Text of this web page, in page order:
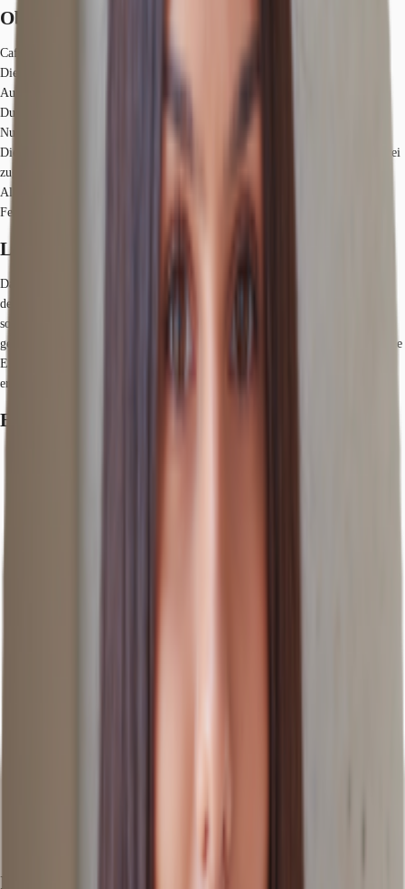
Objekt
Café beim Checkpoint Charlie verfügbar.
Die Mietfläche hat nahezu bodentiefe Fenster und die Möglichkeit zur
Außenbestuhlung, wodurch eine schöne Sichtbarkeit gegeben ist.
Durch den bisherigen Betrieb ist eine teilgastronomische Nutzung möglich,
Nutzungsgenehmigung für Cafébetrieb vorliegend.
Die angebotene Mietfläche befindet sich auf Straßenniveau und ist barrierefrei
zugänglich.
Als technische Ausstattung ist eine Nutzung ohne Fettabluft & ohne
Fettabscheider möglich.
Lage und Verkehrsanbindung
Das Mietobjekt befindet sich in zentraler Lage von Berlin-Mitte, in der Nähe
der Touristen-Attraktion: Checkpoint-Charlie. Die Verkehrsanbindung ist
sowohl mit dem PKW als auch mit den öffentlichen Verkehrsmitteln gut
gewährleistet. Durch die unmittelbare Nähe zur Friedrichstraße sind zahlreiche
Einkaufsmöglichkeiten, Cafés und Restaurants in wenigen Minuten zu Fuß zu
erreichen.
Exposé herunterladen
Ihr Kontakt